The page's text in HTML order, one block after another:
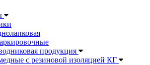
продукция
с резиновой изоляцией КГ